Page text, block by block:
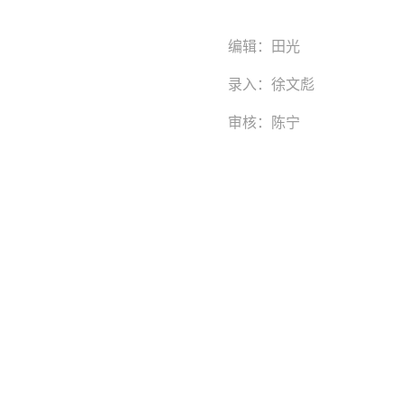
编辑： 田光
录入： 徐文彪
审核： 陈宁